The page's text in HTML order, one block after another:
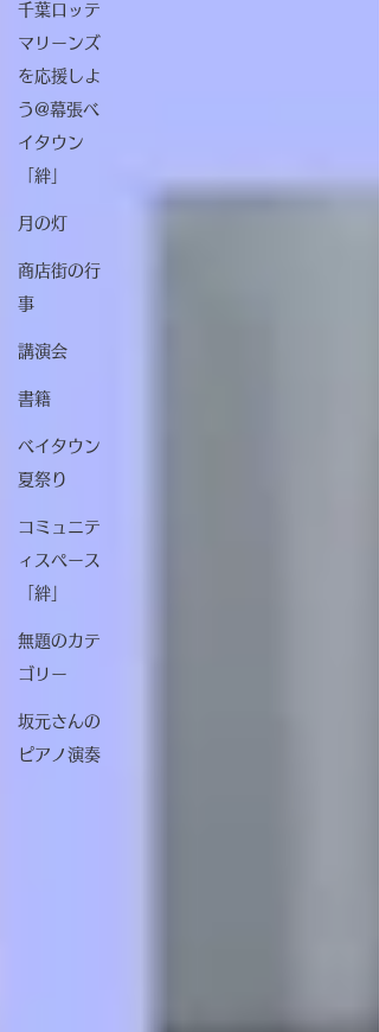
千葉ロッテ
マリーンズ
を応援しよ
う@幕張ベ
イタウン
「絆」
月の灯
商店街の行
事
講演会
書籍
ベイタウン
夏祭り
コミュニテ
ィスペース
「絆」
無題のカテ
ゴリー
坂元さんの
ピアノ演奏